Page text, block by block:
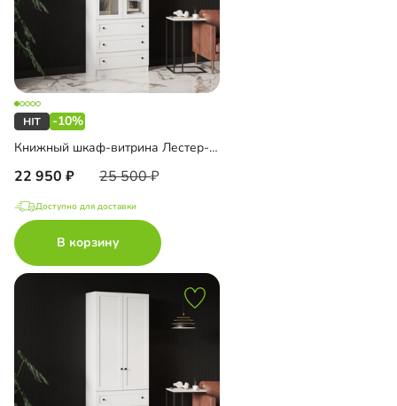
-10%
Книжный шкаф-витрина Лестер-7 с ящиками
22 950 25 500
Доступно для доставки
В корзину